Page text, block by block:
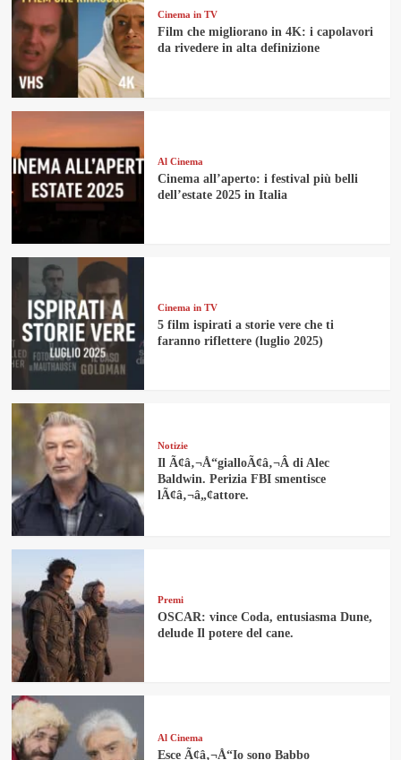
Cinema in TV
Film che migliorano in 4K: i capolavori
da rivedere in alta definizione
Al Cinema
Cinema all’aperto: i festival più belli
dell’estate 2025 in Italia
Cinema in TV
5 film ispirati a storie vere che ti
faranno riflettere (luglio 2025)
Notizie
Il Ã¢â‚¬Å“gialloÃ¢â‚¬Â di Alec
Baldwin. Perizia FBI smentisce
lÃ¢â‚¬â„¢attore.
Premi
OSCAR: vince Coda, entusiasma Dune,
delude Il potere del cane.
Al Cinema
Esce Ã¢â‚¬Å“Io sono Babbo